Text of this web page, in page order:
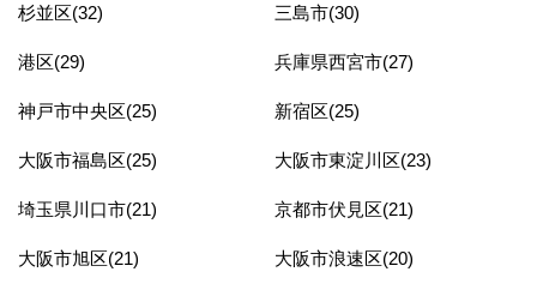
杉並区(32) 三島市(30)
港区(29) 兵庫県西宮市(27)
神戸市中央区(25) 新宿区(25)
大阪市福島区(25) 大阪市東淀川区(23)
埼玉県川口市(21) 京都市伏見区(21)
大阪市旭区(21) 大阪市浪速区(20)